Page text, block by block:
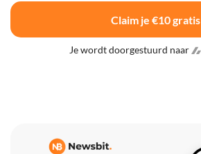
Claim je €10 gratis
Je wordt doorgestuurd naar